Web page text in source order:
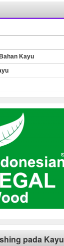
Kayu
pada Kayu